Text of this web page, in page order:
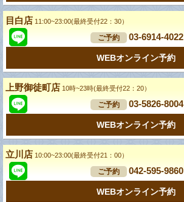
目白店 11:00~23:00(最終受付22：30）
ご予約 03-6914-4022
WEBオンライン予約
上野御徒町店 10時~23時(最終受付22：20）
ご予約 03-5826-8004
WEBオンライン予約
立川店 10:00~23:00(最終受付21：00）
ご予約 042-595-9860
WEBオンライン予約